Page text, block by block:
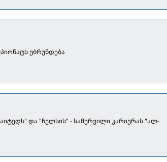
უბრუნდება
და "ჩელსის" - სამერვილი კარიერას "ალ-